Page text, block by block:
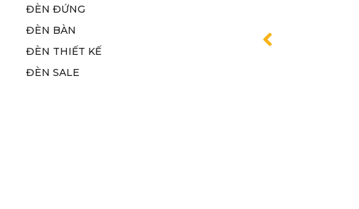
ĐÈN ĐỨNG
ĐÈN BÀN
ĐÈN THIẾT KẾ
ĐÈN SALE